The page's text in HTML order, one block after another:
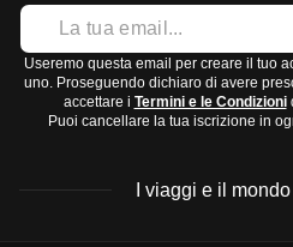
Useremo questa email per creare il tuo
uno. Proseguendo dichiaro di avere
accettare i Termini e le Condizioni
Puoi cancellare la tua iscrizione in
I viaggi e il